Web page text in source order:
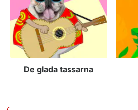
De glada tassarna